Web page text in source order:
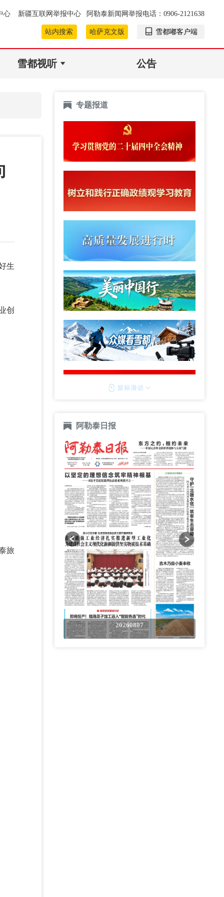
心 新疆互联网举报中心 阿勒泰新闻网举报电话：0906-2121638
站内搜索 哈萨克文版 雪都嘟客户端
雪都视听 公告
生
创
旅
专题报道
阿勒泰日报
20260807